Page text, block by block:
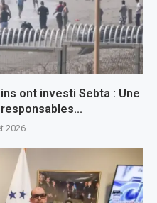
ont investi Sebta : Une
2026